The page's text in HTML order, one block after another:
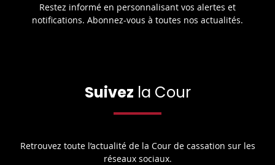
Restez informé en personnalisant vos alertes et
notifications. Abonnez-vous à toutes nos actualités.
Suivez la Cour
Retrouvez toute l’actualité de la Cour de cassation sur les
réseaux sociaux.